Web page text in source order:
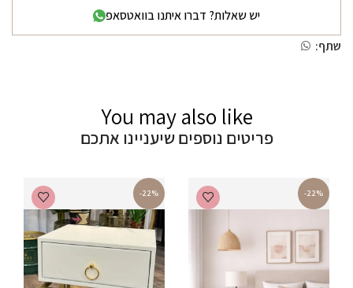
יש שאלות? דברו איתנו בוואטסאפ
שתף:
You may also like
פריטים נוספים שיעניינו אתכם
-22%
-22%